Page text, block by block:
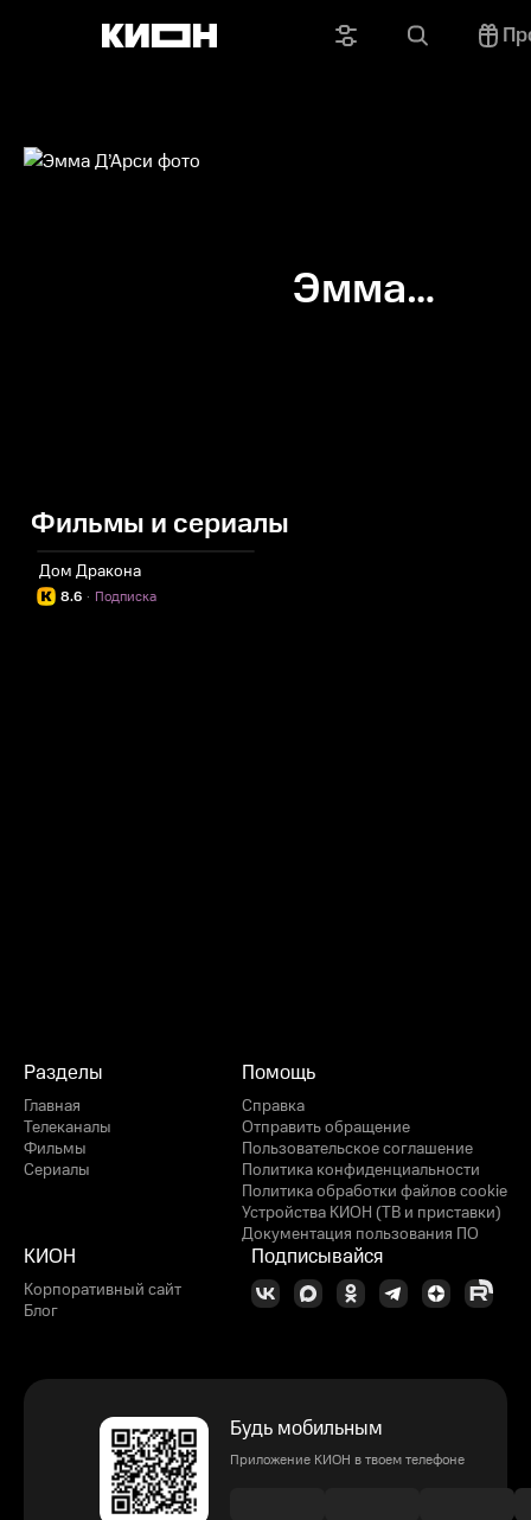
Эмма
Фильмы и сериалы
Дом Дракона
8.6 Подписка
·
Разделы
Главная
Телеканалы
Фильмы
Сериалы
Помощь
Справка
Отправить обращение
Пользовательское соглашение
Политика конфиденциальности
Политика обработки файлов cookie
Устройства КИОН (ТВ и приставки)
Документация пользования ПО
КИОН
Корпоративный сайт
Блог
Подписывайся
Будь мобильным
Приложение КИОН в твоем телефоне